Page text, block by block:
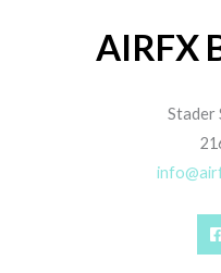
AIRFX
Stader